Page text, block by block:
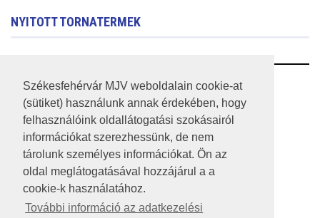
Székesfehérvár MJV weboldalain cookie-at
(sütiket) használunk annak érdekében, hogy
felhasználóink oldallátogatási szokásairól
információkat szerezhessünk, de nem
tárolunk személyes információkat. Ön az
oldal meglátogatásával hozzájárul a a
cookie-k használatához.
További információ az adatkezelési
NYITOTT TORNATERMEK
RSS
A HONLAP 2017.03.31-I ÁLLAPOTA
JOGI NYILATKOZAT
IMPRESSZUM